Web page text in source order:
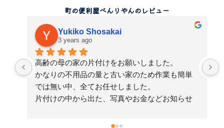
町の便利屋べんりやんのレビュー
岩﨑芙美
5 years ago
急なお願いにも関わらずとっても綺麗にエアコ
ンクリーニングをして頂き感謝です。スタッフ
の皆様も話しやすく次回は家の大型食器棚の処
分もお願いしたいと思います。